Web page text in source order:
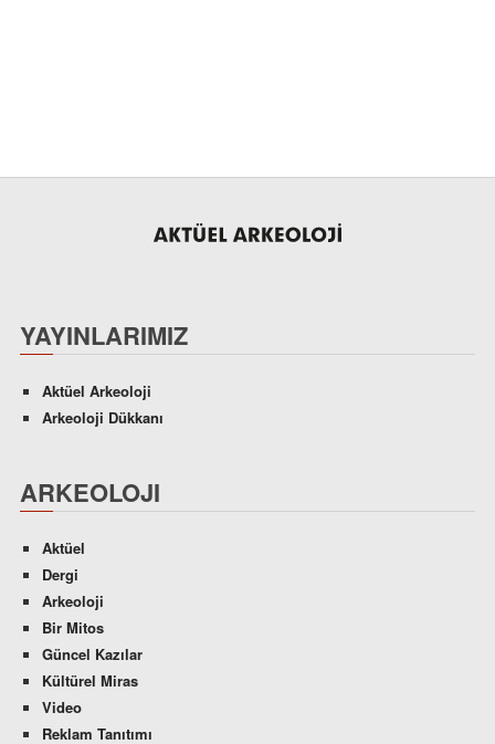
YAYINLARIMIZ
Aktüel Arkeoloji
Arkeoloji Dükkanı
ARKEOLOJI
Aktüel
Dergi
Arkeoloji
Bir Mitos
Güncel Kazılar
Kültürel Miras
Video
Reklam Tanıtımı